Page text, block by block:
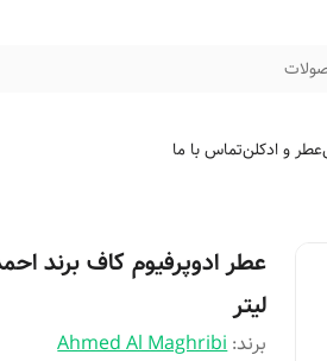
عطر و ادکلنتماس با ما
لیتر
برند:Ahmed Al Maghribi